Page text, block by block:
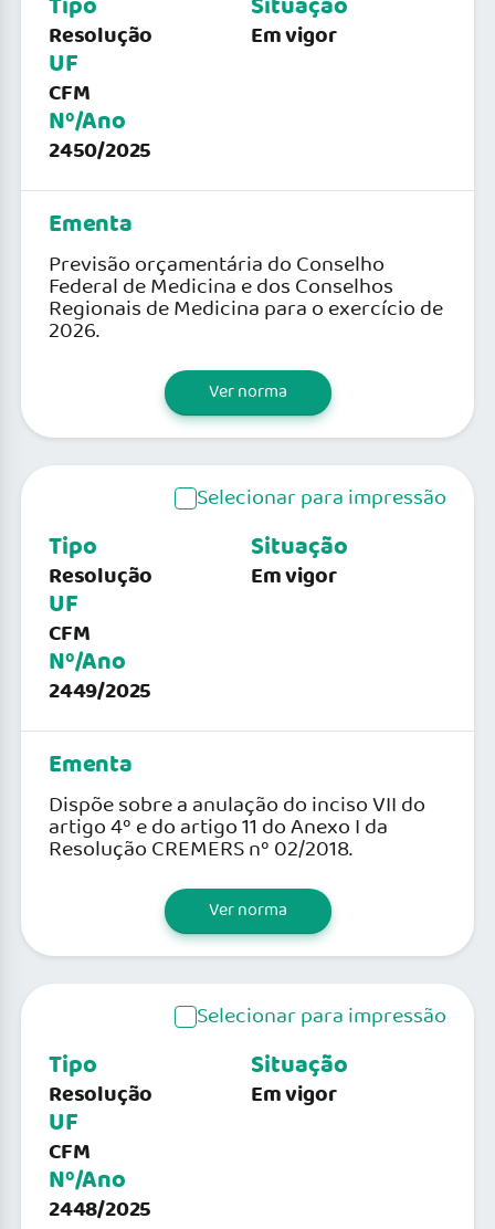
Resolução
UF
CFM
Nº/Ano
2450/2025
Em vigor
Ementa
Previsão orçamentária do Conselho
Federal de Medicina e dos Conselhos
Regionais de Medicina para o exercício de
2026.
Ver norma
Selecionar para impressão
Tipo
Resolução
UF
CFM
Nº/Ano
2449/2025
Situação
Em vigor
Ementa
Dispõe sobre a anulação do inciso VII do
artigo 4º e do artigo 11 do Anexo I da
Resolução CREMERS nº 02/2018.
Ver norma
Selecionar para impressão
Tipo
Resolução
UF
CFM
Nº/Ano
2448/2025
Situação
Em vigor